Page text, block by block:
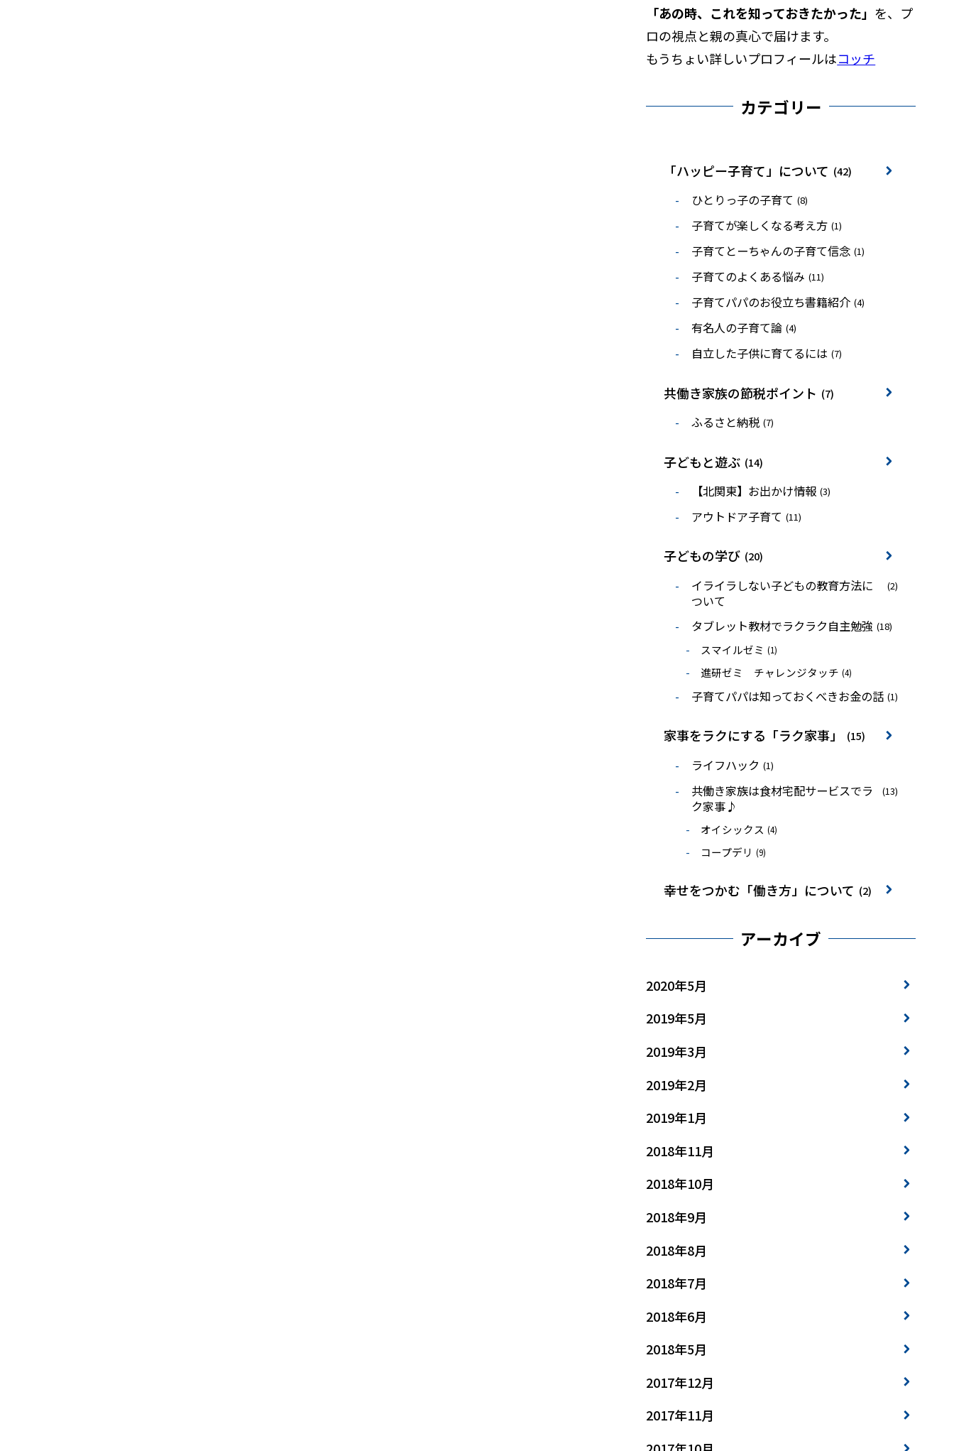
「あの時、これを知っておきたかった」 を、プ
ロの視点と親の真心で届けます。
もうちょい詳しいプロフィールはコッチ
カテゴリー
「ハッピー子育て」について (42)
ひとりっ子の子育て (8)
子育てが楽しくなる考え方 (1)
子育てとーちゃんの子育て信念 (1)
子育てのよくある悩み (11)
子育てパパのお役立ち書籍紹介 (4)
有名人の子育て論 (4)
自立した子供に育てるには (7)
共働き家族の節税ポイント (7)
ふるさと納税 (7)
子どもと遊ぶ (14)
【北関東】お出かけ情報 (3)
アウトドア子育て (11)
子どもの学び (20)
イライラしない子どもの教育方法に
ついて
(2)
タブレット教材でラクラク自主勉強 (18)
スマイルゼミ (1)
進研ゼミ チャレンジタッチ (4)
子育てパパは知っておくべきお金の話 (1)
家事をラクにする「ラク家事」 (15)
ライフハック (1)
共働き家族は食材宅配サービスでラ
ク家事♪
(13)
オイシックス (4)
コープデリ (9)
幸せをつかむ「働き方」について (2)
アーカイブ
2020年5月
2019年5月
2019年3月
2019年2月
2019年1月
2018年11月
2018年10月
2018年9月
2018年8月
2018年7月
2018年6月
2018年5月
2017年12月
2017年11月